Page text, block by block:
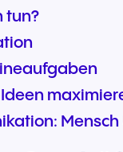
tun?
Mensch